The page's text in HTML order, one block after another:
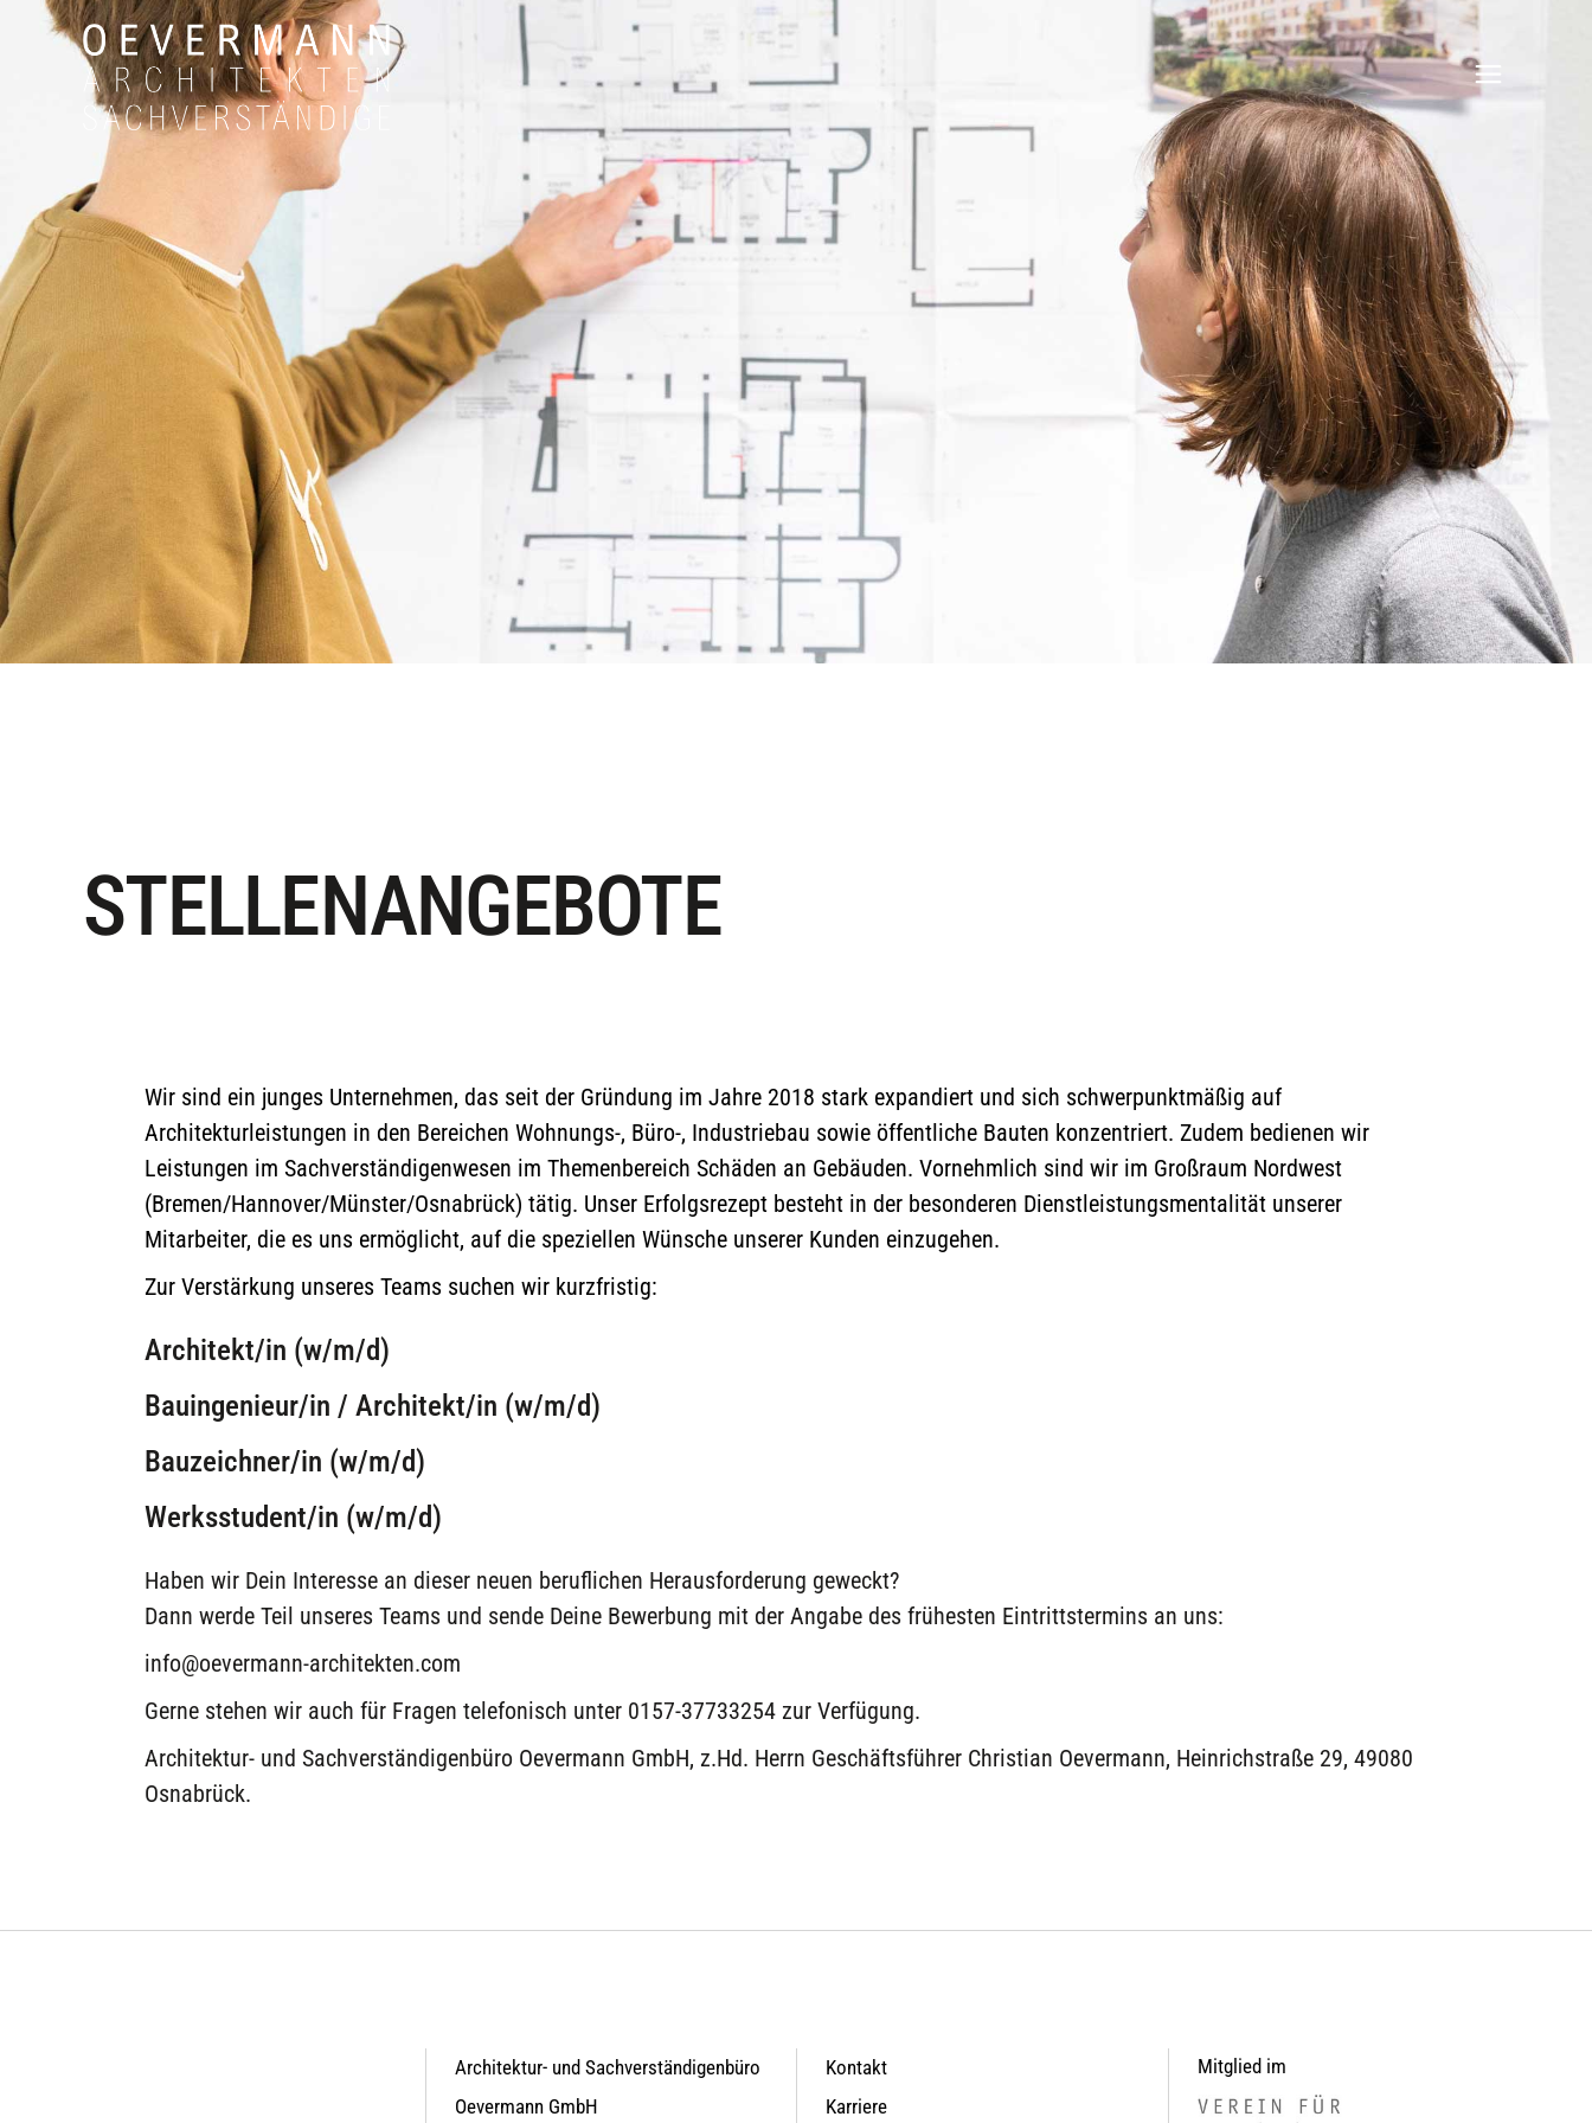
STELLENANGEBOTE
Wir sind ein junges Unternehmen, das seit der Gründung im Jahre 2018 stark expandiert und sich schwerpunktmäßig auf
Architekturleistungen in den Bereichen Wohnungs-, Büro-, Industriebau sowie öffentliche Bauten konzentriert. Zudem bedienen wir
Leistungen im Sachverständigenwesen im Themenbereich Schäden an Gebäuden. Vornehmlich sind wir im Großraum Nordwest
(Bremen/Hannover/Münster/Osnabrück) tätig. Unser Erfolgsrezept besteht in der besonderen Dienstleistungsmentalität unserer
Mitarbeiter, die es uns ermöglicht, auf die speziellen Wünsche unserer Kunden einzugehen.
Zur Verstärkung unseres Teams suchen wir kurzfristig:
Architekt/in (w/m/d)
Bauingenieur/in / Architekt/in (w/m/d)
Bauzeichner/in (w/m/d)
Werksstudent/in (w/m/d)
Haben wir Dein Interesse an dieser neuen beruflichen Herausforderung geweckt?
Dann werde Teil unseres Teams und sende Deine Bewerbung mit der Angabe des frühesten Eintrittstermins an uns:
info@oevermann-architekten.com
Gerne stehen wir auch für Fragen telefonisch unter 0157-37733254 zur Verfügung.
Architektur- und Sachverständigenbüro Oevermann GmbH, z.Hd. Herrn Geschäftsführer Christian Oevermann, Heinrichstraße 29, 49080
Osnabrück.
Architektur- und Sachverständigenbüro
Oevermann GmbH
Kontakt
Karriere
Mitglied im